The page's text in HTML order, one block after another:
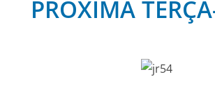
PRÓXIMA